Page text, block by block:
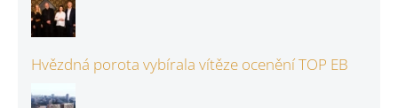
Hvězdná porota vybírala vítěze ocenění TOP EB